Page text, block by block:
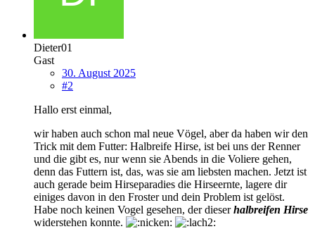
Dieter01
Gast
30. August 2025
#2
Hallo erst einmal,
wir haben auch schon mal neue Vögel, aber da haben wir den
Trick mit dem Futter: Halbreife Hirse, ist bei uns der Renner
und die gibt es, nur wenn sie Abends in die Voliere gehen,
denn das Futtern ist, das, was sie am liebsten machen. Jetzt ist
auch gerade beim Hirseparadies die Hirseernte, lagere dir
einiges davon in den Froster und dein Problem ist gelöst.
Habe noch keinen Vogel gesehen, der dieserhalbreifen Hirse
widerstehen konnte.